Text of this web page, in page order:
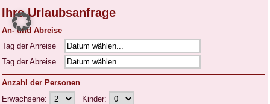
Ihre Urlaubsanfrage
An- und Abreise
Tag der Anreise
Tag der Abreise
Anzahl der Personen
Erwachsene:
Kinder: